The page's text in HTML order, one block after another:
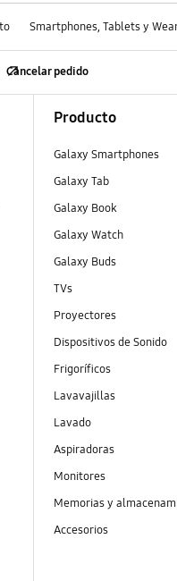
Smartphones, Tablets y
Cancelar pedido
Producto
Galaxy Smartphones
Galaxy Tab
Galaxy Book
Galaxy Watch
Galaxy Buds
TVs
Proyectores
Dispositivos de Sonido
Frigoríficos
Lavavajillas
Lavado
Aspiradoras
Monitores
Memorias y
Accesorios